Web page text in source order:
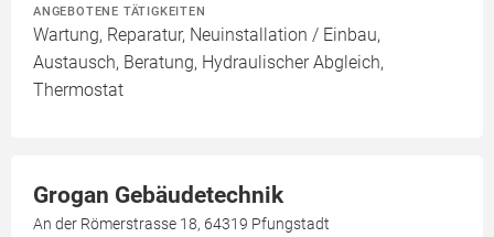
ANGEBOTENE TÄTIGKEITEN
Wartung, Reparatur, Neuinstallation / Einbau,
Austausch, Beratung, Hydraulischer Abgleich,
Thermostat
Grogan Gebäudetechnik
An der Römerstrasse 18, 64319 Pfungstadt